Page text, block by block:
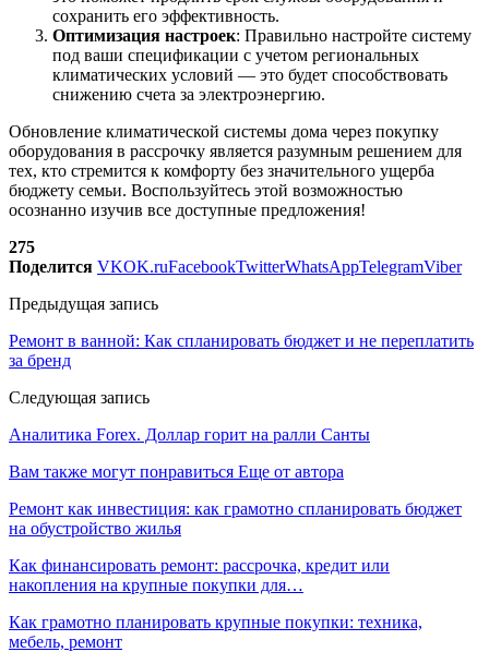
сохранить его эффективность.
Оптимизация настроек: Правильно настройте систему
под ваши спецификации с учетом региональных
климатических условий — это будет способствовать
снижению счета за электроэнергию.
Обновление климатической системы дома через покупку
оборудования в рассрочку является разумным решением для
тех, кто стремится к комфорту без значительного ущерба
бюджету семьи. Воспользуйтесь этой возможностью
осознанно изучив все доступные предложения!
275
Поделится VKOK.ruFacebookTwitterWhatsAppTelegramViber
Предыдущая запись
Ремонт в ванной: Как спланировать бюджет и не переплатить
за бренд
Следующая запись
Аналитика Forex. Доллар горит на ралли Санты
Вам также могут понравиться Еще от автора
Ремонт как инвестиция: как грамотно спланировать бюджет
на обустройство жилья
Как финансировать ремонт: рассрочка, кредит или
накопления на крупные покупки для…
Как грамотно планировать крупные покупки: техника,
мебель, ремонт